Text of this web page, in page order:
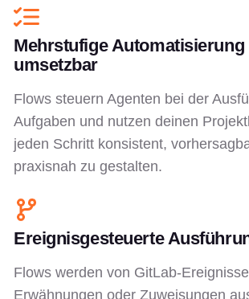
Mehrstufige Automatisierung
umsetzbar
Flows steuern Agenten bei der
Aufgaben und nutzen deinen
jeden Schritt konsistent,
praxisnah zu gestalten.
Ereignisgesteuerte
Flows werden von GitLab-
Erwähnungen oder Zuweisungen